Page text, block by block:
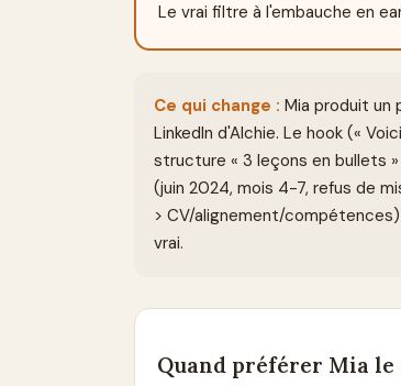
Le vrai filtre à l'embauche en
Ce qui change : Mia produit un
LinkedIn d'Alchie. Le hook («
structure « 3 leçons en bullets
(juin 2024, mois 4-7, refus de
> CV/alignement/
vrai.
Quand préférer Mia le